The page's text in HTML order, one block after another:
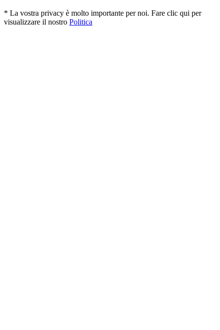
* La vostra privacy è molto importante per noi. Fare clic qui per
visualizzare il nostro Politica